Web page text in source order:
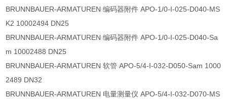
BRUNNBAUER-ARMATUREN 编码器附件 APO-1/0-I-025-D040-MS
K2 10002494 DN25
BRUNNBAUER-ARMATUREN 编码器附件 APO-1/0-I-025-D040-Sa
m 10002488 DN25
BRUNNBAUER-ARMATUREN 软管 APO-5/4-I-032-D050-Sam 1000
2489 DN32
BRUNNBAUER-ARMATUREN 电量测量仪 APO-5/4-I-032-D070-MS